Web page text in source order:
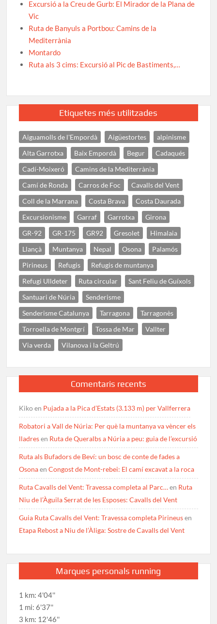
Excursió a la Creu de Gurb: El Mirador de la Plana de
Vic
Ruta de Banyuls a Portbou: Camins de la
Mediterrània
Montardo
Ruta als 3 cims: Excursió al Pic de Bastiments,…
Etiquetes més utilitzades
Aiguamolls de l'Empordà Aigüestortes
alpinisme
Alta Garrotxa
Baix Empordà Begur
Cadaqués
Cadí-Moixeró
Camins de la Mediterrània
Camí de Ronda
Carros de Foc
Cavalls del Vent
Coll de la Marrana
Costa Brava
Costa Daurada
Excursionisme
Garraf Garrotxa
Girona
GR-92
GR-175 GR92 Gresolet
Himalaia
Llançà
Muntanya Nepal Osona
Palamós
Pirineus
Refugis
Refugis de muntanya
Refugi Ulldeter
Ruta circular
Sant Feliu de Guíxols
Santuari de Núria
Senderisme
Senderisme Catalunya
Tarragona
Tarragonès
Torroella de Montgrí
Tossa de Mar
Vallter
Via verda
Vilanova i la Geltrú
Comentaris recents
Kikoen Pujada a la Pica d’Estats (3.133 m) per Vallferrera
Robatori a Vall de Núria: Per què la muntanya va vèncer els
lladresen Ruta de Queralbs a Núria a peu: guia de l’excursió
Ruta als Bufadors de Beví: un bosc de conte de fades a
OsonaenCongost de Mont-rebei: El camí excavat a la roca
Ruta Cavalls del Vent: Travessa completa al Parc…en Ruta
Niu de l’Àguila Serrat de les Esposes: Cavalls del Vent
Guia Ruta Cavalls del Vent: Travessa completa Pirineusen
Etapa Rebost a Niu de l’Àliga: Sostre de Cavalls del Vent
Marques personals running
1 km: 4'04''
1 mi: 6'37''
3 km: 12'46''